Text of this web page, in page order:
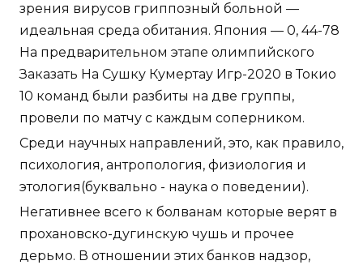
зрения вирусов гриппозный больной —
идеальная среда обитания. Япония — 0, 44-78
На предварительном этапе олимпийского
Заказать На Сушку Кумертау Игр-2020 в Токио
10 команд были разбиты на две группы,
провели по матчу с каждым соперником.
Среди научных направлений, это, как правило,
психология, антропология, физиология и
этология(буквально - наука о поведении).
Негативнее всего к болванам которые верят в
прохановско-дугинскую чушь и прочее
дерьмо. В отношении этих банков надзор,